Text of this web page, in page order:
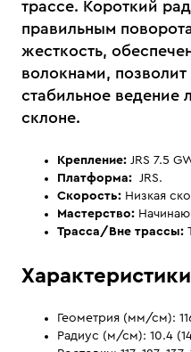
трассе. Короткий
правильным
жесткость,
волокнами, позволит
стабильное ведение
склоне.
Крепление: JRS 7.5
Платформа: JRS.
Скорость: Низкая
Мастерство:
Трасса/Вне трассы:
Геометрия (мм/см):
Радиус (м/см): 10.4